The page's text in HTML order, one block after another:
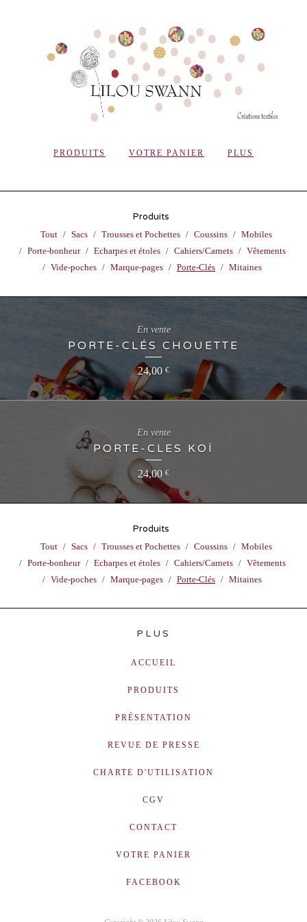
PRODUITS VOTRE PANIER PLUS
Produits
Tout Sacs Trousses et Pochettes Coussins
Mobiles
Porte-bonheur
Echarpes et étoles Cahiers/Carnets
Vêtements
Vide-poches
Marque-pages Porte-Clés Mitaines
PORTE-CLÉS CHOUETTE
24,00 €
En vente
PORTE-CLES KOÏ
24,00 €
En vente
Produits
Tout Sacs Trousses et Pochettes Coussins
Mobiles
Porte-bonheur
Echarpes et étoles Cahiers/Carnets
Vêtements
Vide-poches
Marque-pages Porte-Clés Mitaines
PLUS
ACCUEIL
PRODUITS
PRÉSENTATION
REVUE DE PRESSE
CHARTE D'UTILISATION
CGV
CONTACT
VOTRE PANIER
FACEBOOK